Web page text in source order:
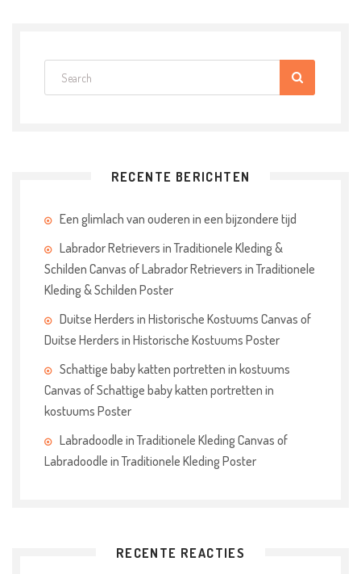
RECENTE BERICHTEN
Een glimlach van ouderen in een bijzondere tijd
Labrador Retrievers in Traditionele Kleding &
Schilden Canvas of Labrador Retrievers in Traditionele
Kleding & Schilden Poster
Duitse Herders in Historische Kostuums Canvas of
Duitse Herders in Historische Kostuums Poster
Schattige baby katten portretten in kostuums
Canvas of Schattige baby katten portretten in
kostuums Poster
Labradoodle in Traditionele Kleding Canvas of
Labradoodle in Traditionele Kleding Poster
RECENTE REACTIES